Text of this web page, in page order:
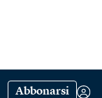
Abbonarsi